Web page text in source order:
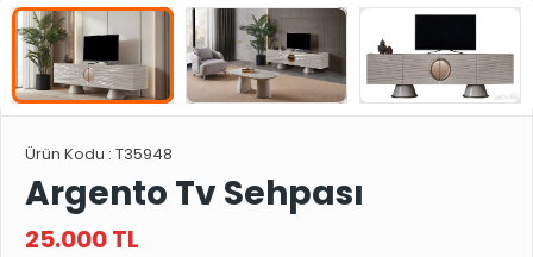
Ürün Kodu : T35948
Argento Tv Sehpası
25.000TL